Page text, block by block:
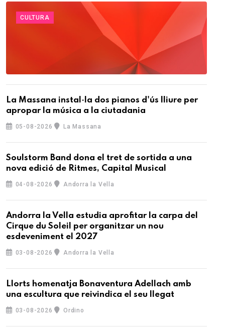
CULTURA
La Massana instal·la dos pianos d'ús lliure per
apropar la música a la ciutadania
05-08-2026 La Massana
Soulstorm Band dona el tret de sortida a una
nova edició de Ritmes, Capital Musical
04-08-2026 Andorra la Vella
Andorra la Vella estudia aprofitar la carpa del
Cirque du Soleil per organitzar un nou
esdeveniment el 2027
03-08-2026 Andorra la Vella
Llorts homenatja Bonaventura Adellach amb
una escultura que reivindica el seu llegat
03-08-2026 Ordino